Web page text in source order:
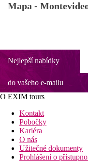
Mapa -
Nejlepší nabídky
do vašeho e-mailu
O EXIM tours
Kontakt
Pobočky
Kariéra
O nás
Užitečné dokumenty
Prohlášení o